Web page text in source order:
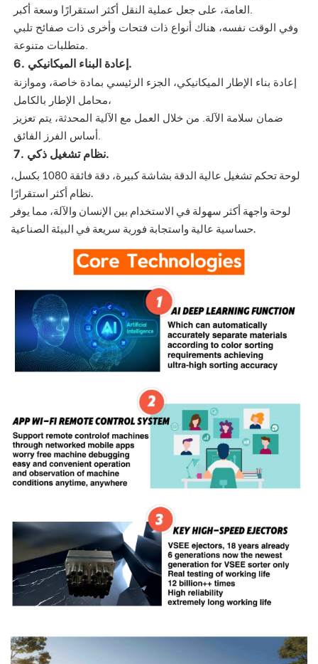
العامة، على جعل عملية النقل أكثر استقرارًا وسعة أكبر.
وفي الوقت نفسه، هناك أنواع ذات فتحات وأخرى ذات صفائح تلبي
متطلبات متنوعة.
6. إعادة البناء الميكانيكي.
إعادة بناء الإطار الميكانيكي، الجزء الرئيسي بمادة خاصة، وموازنة
محامل الإطار بالكامل،
ضمان سلامة الآلة. من خلال العمل مع الآلية المحدثة، يتم تعزيز
أساس الفرز الفائق.
7. نظام تشغيل ذكي.
لوحة تحكم تشغيل عالية الدقة بشاشة كبيرة، دقة فائقة 1080 بكسل،
نظام أكثر استقرارًا.
لوحة واجهة أكثر سهولة في الاستخدام بين الإنسان والآلة، مما يوفر
حساسية عالية واستجابة فورية سريعة في البيئة الصناعية.